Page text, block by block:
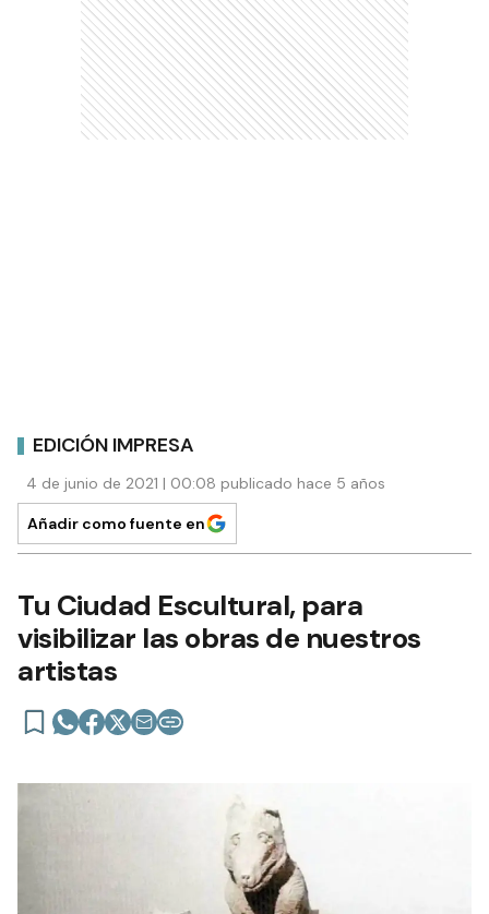
EDICIÓN IMPRESA
4 de junio de 2021 | 00:08 publicado hace 5 años
Añadir como fuente en
Tu Ciudad Escultural, para
visibilizar las obras de nuestros
artistas